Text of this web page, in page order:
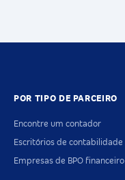
POR TIPO DE PARCEIRO
Encontre um contador
Escritórios de contabilidade
Empresas de BPO financeiro